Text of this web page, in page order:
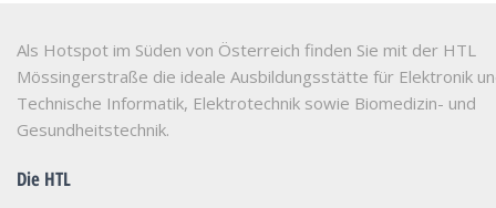
Als Hotspot im Süden von Österreich finden Sie mit der HTL
Mössingerstraße die ideale Ausbildungsstätte für Elektronik
Technische Informatik, Elektrotechnik sowie Biomedizin- und
Gesundheitstechnik.
Die HTL